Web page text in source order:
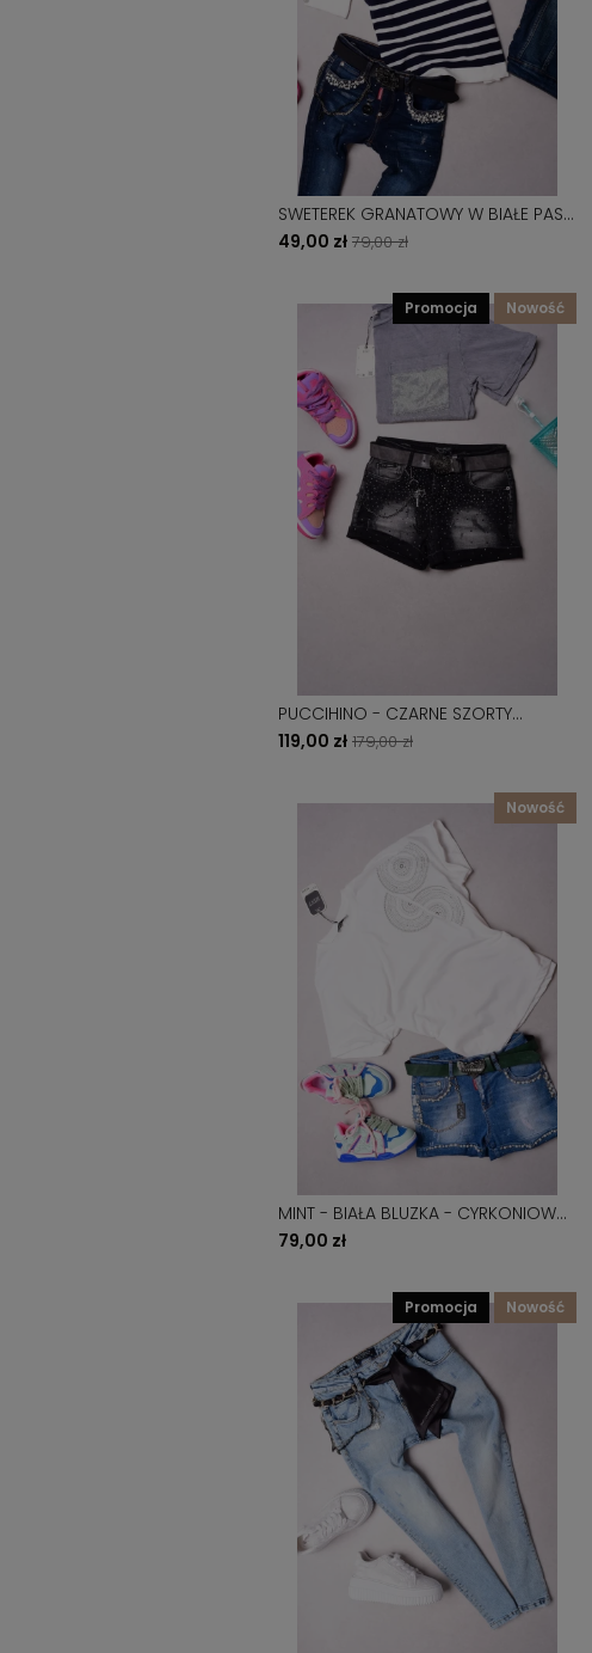
SWETEREK GRANATOWY W BIAŁE PASKI
- GUZICZKI PRZY RĘKAWIE
49,00 zł 79,00 zł
PUCCIHINO - CZARNE SZORTY
POSYPANE CYRKONIAMI
119,00 zł 179,00 zł
promocja nowość
MINT - BIAŁA BLUZKA - CYRKONIOWA
APLIKACJA
79,00 zł
nowość
promocja nowość